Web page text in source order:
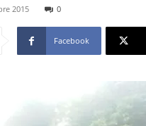
2015 0
Facebook